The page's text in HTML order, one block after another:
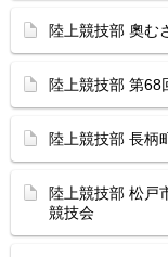
陸上競技部 奧む
陸上競技部 第68
陸上競技部 長柄
陸上競技部 松戸
競技会